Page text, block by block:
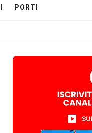
PORTI